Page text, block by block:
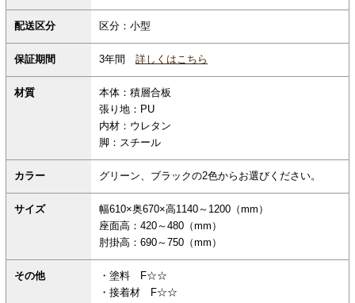
配送区分 区分：小型
保証期間 3年間 詳しくはこちら
材質
本体：積層合板
張り地：PU
内材：ウレタン
脚：スチール
カラー グリーン、ブラックの2色からお選びください。
サイズ
幅610×奥670×高1140～1200（mm）
座面高：420～480（mm）
肘掛高：690～750（mm）
その他
・塗料 F☆☆
・接着材 F☆☆